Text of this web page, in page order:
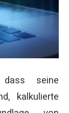
dass seine
kalkulierte